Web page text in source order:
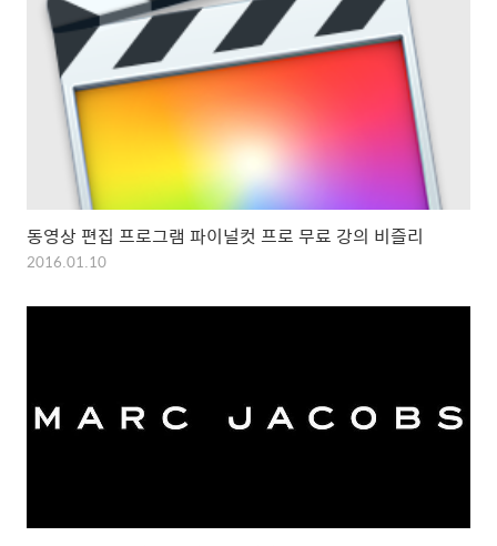
동영상 편집 프로그램 파이널컷 프로 무료 강의 비즐리
2016.01.10